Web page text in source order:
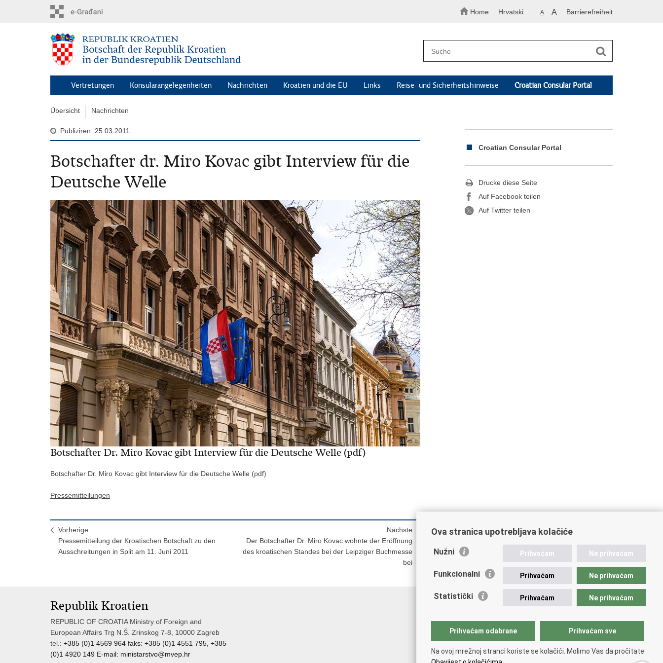
Home Hrvatski A A Barrierefreiheit
Vertretungen Konsularangelegenheiten Nachrichten Kroatien und die EU Links Reise- und Sicherheitshinweise Croatian Consular Portal
Übersicht Nachrichten
Publiziren: 25.03.2011.
Botschafter dr. Miro Kovac gibt Interview für die
Deutsche Welle
Botschafter Dr. Miro Kovac gibt Interview für die Deutsche Welle (pdf)
Botschafter Dr. Miro Kovac gibt Interview für die Deutsche Welle (pdf)
Pressemitteilungen
Vorherige
Pressemitteilung der Kroatischen Botschaft zu den
Ausschreitungen in Split am 11. Juni 2011
Nächste
Der Botschafter Dr. Miro Kovac wohnte der Eröffnung
des kroatischen Standes bei der Leipziger Buchmesse
bei
Croatian Consular Portal
Drucke diese Seite
Auf Facebook teilen
Auf Twitter teilen
Republik Kroatien
REPUBLIC OF CROATIA Ministry of Foreign and
European Affairs Trg N.Š. Zrinskog 7-8, 10000 Zagreb
tel.: +385 (0)1 4569 964 faks: +385 (0)1 4551 795, +385
(0)1 4920 149 E-mail: ministarstvo@mvep.hr
Ova stranica upotrebljava kolačiće
Nužni Prihvaćam Ne prihvaćam
Funkcionalni Prihvaćam Ne prihvaćam
Statistički Prihvaćam Ne prihvaćam
Prihvaćam odabrane Prihvaćam sve
Na ovoj mrežnoj stranci koriste se kolačići. Molimo Vas da pročitate